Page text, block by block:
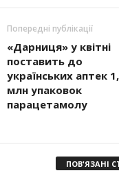
Попередні публікації
«Дарниця» у квітні
поставить до
українських аптек
млн упаковок
парацетамолу
ПОВ'ЯЗАНІ